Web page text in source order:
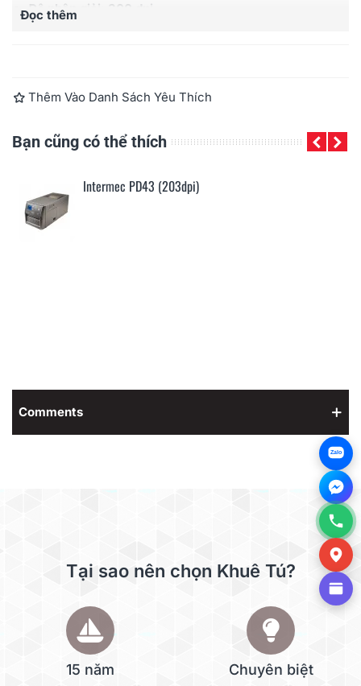
Độ phân giải: 300 dpi.
Cổng kết nối: USB/Ethernet
Đọc thêm
Thêm Vào Danh Sách Yêu Thích
Bạn cũng có thể thích
Intermec PD43 (203dpi)
Comments
Tại sao nên chọn Khuê Tú?
15 năm Chuyên biệt
Zalo